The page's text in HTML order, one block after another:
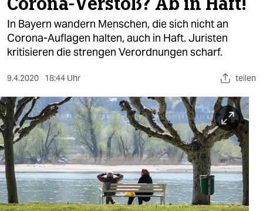
politik
öko
sport
berlin
nord
wahrheit
In Bayern wandern Menschen, die sich nicht an
Corona-Auflagen halten, auch in Haft. Juristen
kritisieren die strengen Verordnungen scharf.
9.4.2020 18:44 Uhr teilen